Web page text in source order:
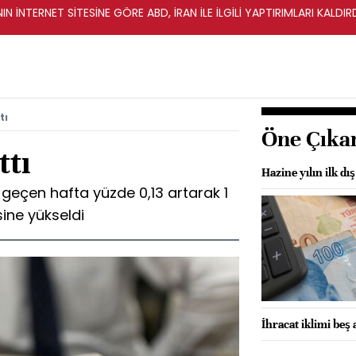
İNTERNET SİTESİNE GÖRE ABD, İRAN İLE İLGİLİ YAPTIRIMLARI
geçen hafta yüzde 0,13 artarak 1
yükseldi
Öne
Hazine yılın ilk
İhracat iklimi beş